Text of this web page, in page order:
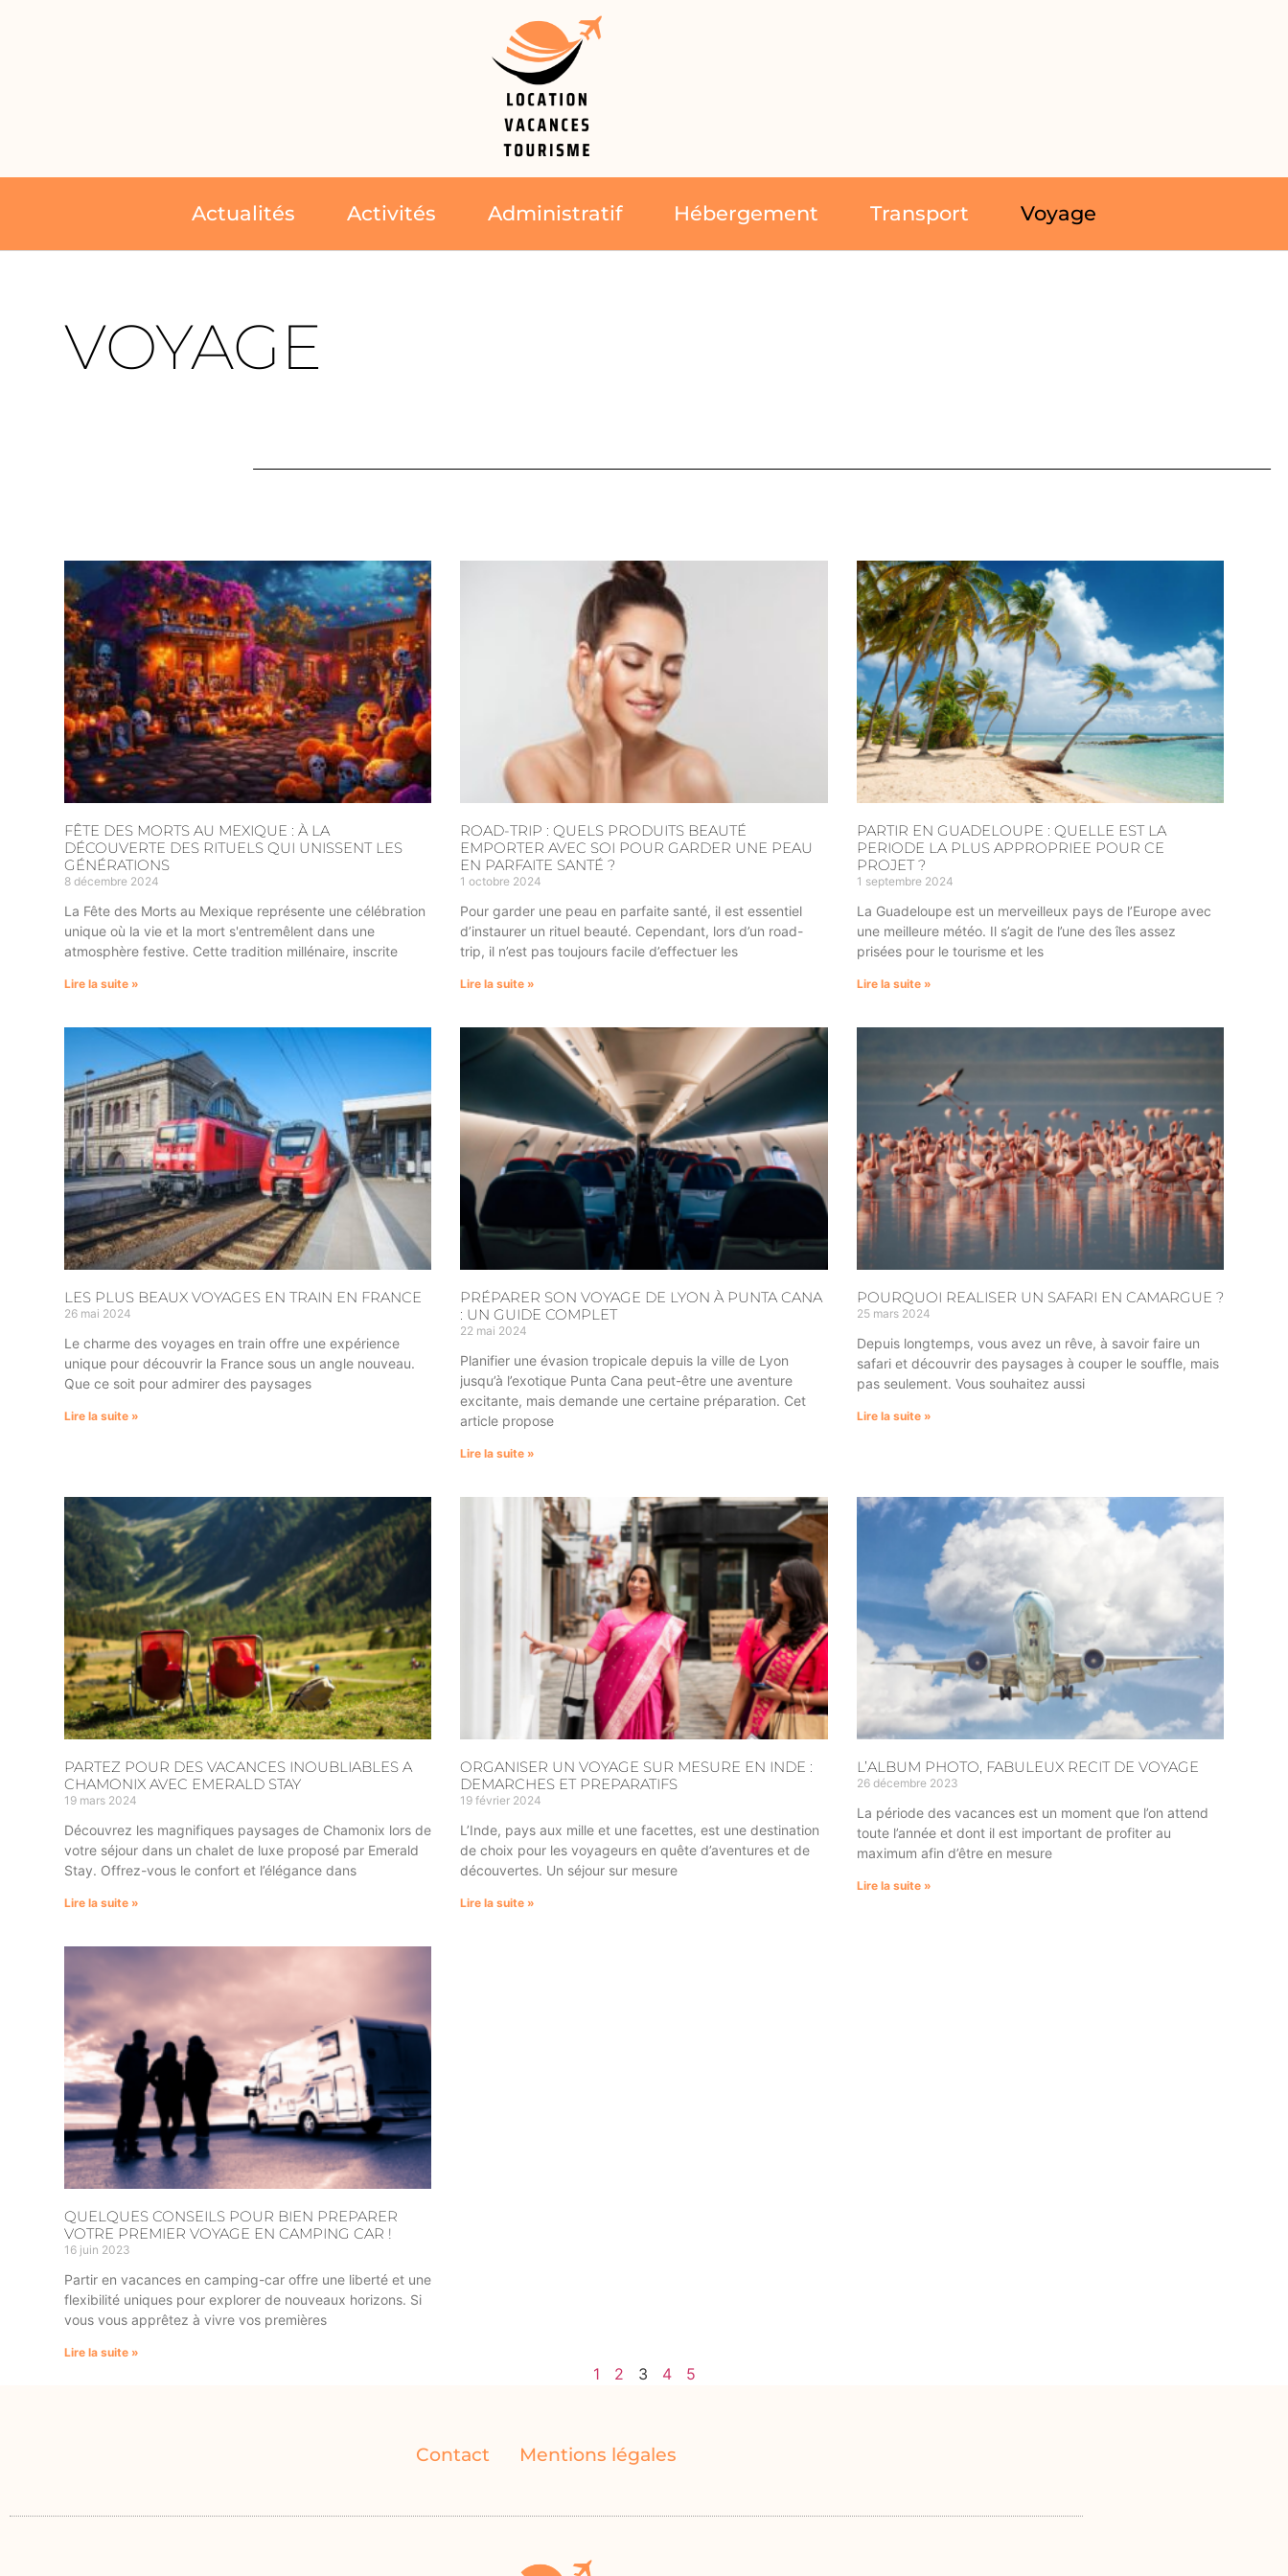
Actualités Activités Administratif Hébergement Transport Voyage
VOYAGE
FÊTE DES MORTS AU MEXIQUE : À LA
DÉCOUVERTE DES RITUELS QUI UNISSENT LES
GÉNÉRATIONS
8 décembre 2024
La Fête des Morts au Mexique représente une célébration
unique où la vie et la mort s'entremêlent dans une
atmosphère festive. Cette tradition millénaire, inscrite
Lire la suite »
ROAD-TRIP : QUELS PRODUITS BEAUTÉ
EMPORTER AVEC SOI POUR GARDER UNE PEAU
EN PARFAITE SANTÉ ?
1 octobre 2024
Pour garder une peau en parfaite santé, il est essentiel
d’instaurer un rituel beauté. Cependant, lors d’un road-
trip, il n’est pas toujours facile d’effectuer les
Lire la suite »
PARTIR EN GUADELOUPE : QUELLE EST LA
PERIODE LA PLUS APPROPRIEE POUR CE
PROJET ?
1 septembre 2024
La Guadeloupe est un merveilleux pays de l’Europe avec
une meilleure météo. Il s’agit de l’une des îles assez
prisées pour le tourisme et les
Lire la suite »
LES PLUS BEAUX VOYAGES EN TRAIN EN FRANCE
26 mai 2024
Le charme des voyages en train offre une expérience
unique pour découvrir la France sous un angle nouveau.
Que ce soit pour admirer des paysages
Lire la suite »
PRÉPARER SON VOYAGE DE LYON À PUNTA CANA
: UN GUIDE COMPLET
22 mai 2024
Planifier une évasion tropicale depuis la ville de Lyon
jusqu’à l’exotique Punta Cana peut-être une aventure
excitante, mais demande une certaine préparation. Cet
article propose
Lire la suite »
POURQUOI REALISER UN SAFARI EN CAMARGUE ?
25 mars 2024
Depuis longtemps, vous avez un rêve, à savoir faire un
safari et découvrir des paysages à couper le souffle, mais
pas seulement. Vous souhaitez aussi
Lire la suite »
PARTEZ POUR DES VACANCES INOUBLIABLES A
CHAMONIX AVEC EMERALD STAY
19 mars 2024
Découvrez les magnifiques paysages de Chamonix lors de
votre séjour dans un chalet de luxe proposé par Emerald
Stay. Offrez-vous le confort et l’élégance dans
Lire la suite »
ORGANISER UN VOYAGE SUR MESURE EN INDE :
DEMARCHES ET PREPARATIFS
19 février 2024
L’Inde, pays aux mille et une facettes, est une destination
de choix pour les voyageurs en quête d’aventures et de
découvertes. Un séjour sur mesure
Lire la suite »
L’ALBUM PHOTO, FABULEUX RECIT DE VOYAGE
26 décembre 2023
La période des vacances est un moment que l’on attend
toute l’année et dont il est important de profiter au
maximum afin d’être en mesure
Lire la suite »
QUELQUES CONSEILS POUR BIEN PREPARER
VOTRE PREMIER VOYAGE EN CAMPING CAR !
16 juin 2023
Partir en vacances en camping-car offre une liberté et une
flexibilité uniques pour explorer de nouveaux horizons. Si
vous vous apprêtez à vivre vos premières
Lire la suite »
1 2 3 4 5
Contact Mentions légales